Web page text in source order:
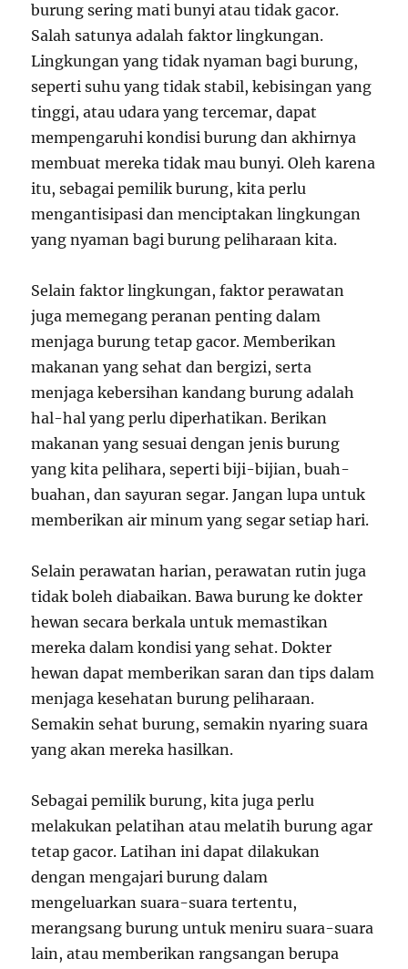
burung sering mati bunyi atau tidak gacor.
Salah satunya adalah faktor lingkungan.
Lingkungan yang tidak nyaman bagi burung,
seperti suhu yang tidak stabil, kebisingan yang
tinggi, atau udara yang tercemar, dapat
mempengaruhi kondisi burung dan akhirnya
membuat mereka tidak mau bunyi. Oleh karena
itu, sebagai pemilik burung, kita perlu
mengantisipasi dan menciptakan lingkungan
yang nyaman bagi burung peliharaan kita.
Selain faktor lingkungan, faktor perawatan
juga memegang peranan penting dalam
menjaga burung tetap gacor. Memberikan
makanan yang sehat dan bergizi, serta
menjaga kebersihan kandang burung adalah
hal-hal yang perlu diperhatikan. Berikan
makanan yang sesuai dengan jenis burung
yang kita pelihara, seperti biji-bijian, buah-
buahan, dan sayuran segar. Jangan lupa untuk
memberikan air minum yang segar setiap hari.
Selain perawatan harian, perawatan rutin juga
tidak boleh diabaikan. Bawa burung ke dokter
hewan secara berkala untuk memastikan
mereka dalam kondisi yang sehat. Dokter
hewan dapat memberikan saran dan tips dalam
menjaga kesehatan burung peliharaan.
Semakin sehat burung, semakin nyaring suara
yang akan mereka hasilkan.
Sebagai pemilik burung, kita juga perlu
melakukan pelatihan atau melatih burung agar
tetap gacor. Latihan ini dapat dilakukan
dengan mengajari burung dalam
mengeluarkan suara-suara tertentu,
merangsang burung untuk meniru suara-suara
lain, atau memberikan rangsangan berupa